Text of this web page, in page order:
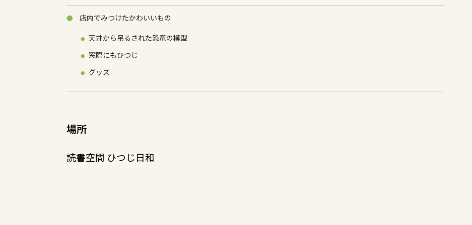
店内でみつけたかわいいもの
天井から吊るされた恐竜の模型
窓際にもひつじ
グッズ
場所
読書空間 ひつじ日和